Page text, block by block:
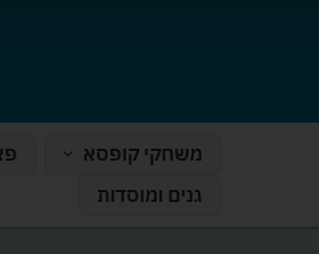
משחקי קופסא
גנים ומוסדות